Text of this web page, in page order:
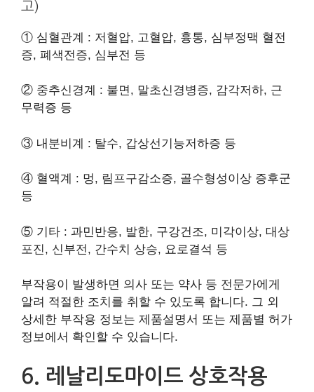
고)
① 심혈관계 : 저혈압, 고혈압, 흉통, 심부정맥 혈전
증, 폐색전증, 심부전 등
② 중추신경계 : 불면, 말초신경병증, 감각저하, 근
무력증 등
③ 내분비계 : 탈수, 갑상선기능저하증 등
④ 혈액계 : 멍, 림프구감소증, 골수형성이상 증후군
등
⑤ 기타 : 과민반응, 발한, 구강건조, 미각이상, 대상
포진, 신부전, 간수치 상승, 요로결석 등
부작용이 발생하면 의사 또는 약사 등 전문가에게
알려 적절한 조치를 취할 수 있도록 합니다. 그 외
상세한 부작용 정보는 제품설명서 또는 제품별 허가
정보에서 확인할 수 있습니다.
6. 레날리도마이드 상호작용